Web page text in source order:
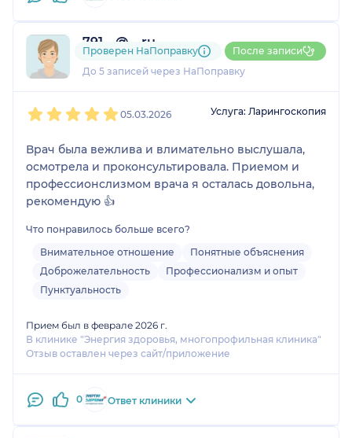
791....@....ru
1 отзыв
До 5 записей через НаПоправку
Проверен НаПоправку После записи
05.03.2026 Услуга: Ларингоскопия
Врач была вежлива и влимательно выслушала,
осмотрела и проконсультировала. Приемом и
профессионслизмом врача я осталась довольна,
рекомендую 👍
Что понравилось больше всего?
Внимательное отношение
Понятные объяснения
Доброжелательность
Профессионализм и опыт
Пунктуальность
Прием был в феврале 2026 г.
В клинике "Энергия здоровья, многопрофильная клиника"
Отзыв оставлен через сайт/приложение
0 Ответ клиники